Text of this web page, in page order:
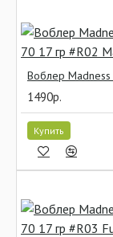
1490р.
Купить